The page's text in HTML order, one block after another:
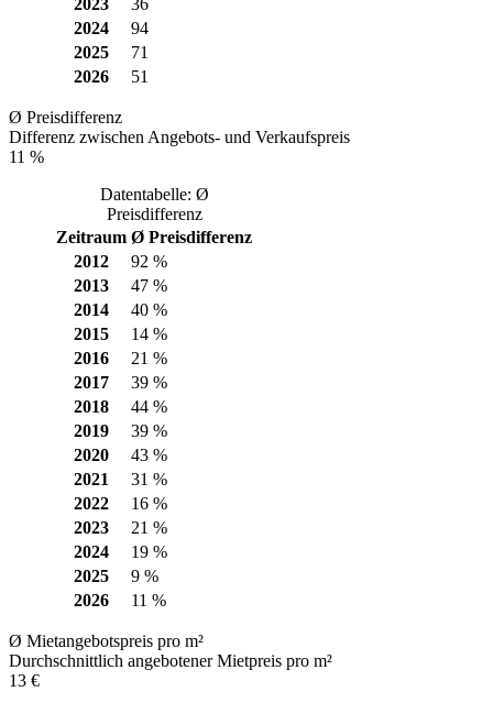
2024
94
2025
71
2026
51
Ø Preisdifferenz
Differenz zwischen Angebots- und Verkaufspreis
11 %
Datentabelle: Ø
Preisdifferenz
Zeitraum Ø Preisdifferenz
2012
92 %
2013
47 %
2014
40 %
2015
14 %
2016
21 %
2017
39 %
2018
44 %
2019
39 %
2020
43 %
2021
31 %
2022
16 %
2023
21 %
2024
19 %
2025
9 %
2026
11 %
Ø Mietangebotspreis pro m²
Durchschnittlich angebotener Mietpreis pro m²
13 €